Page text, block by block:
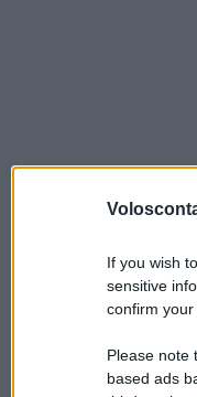
If you wish
sensitive
confirm your
Please note
based ads